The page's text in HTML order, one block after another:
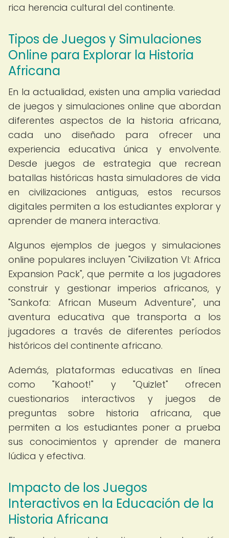
rica herencia cultural del continente.
Tipos de Juegos y Simulaciones
Online para Explorar la Historia
Africana
En la actualidad, existen una amplia variedad
de juegos y simulaciones online que abordan
diferentes aspectos de la historia africana,
cada uno diseñado para ofrecer una
experiencia educativa única y envolvente.
Desde juegos de estrategia que recrean
batallas históricas hasta simuladores de vida
en civilizaciones antiguas, estos recursos
digitales permiten a los estudiantes explorar y
aprender de manera interactiva.
Algunos ejemplos de juegos y simulaciones
online populares incluyen "Civilization VI: Africa
Expansion Pack", que permite a los jugadores
construir y gestionar imperios africanos, y
"Sankofa: African Museum Adventure", una
aventura educativa que transporta a los
jugadores a través de diferentes períodos
históricos del continente africano.
Además, plataformas educativas en línea
como "Kahoot!" y "Quizlet" ofrecen
cuestionarios interactivos y juegos de
preguntas sobre historia africana, que
permiten a los estudiantes poner a prueba
sus conocimientos y aprender de manera
lúdica y efectiva.
Impacto de los Juegos
Interactivos en la Educación de la
Historia Africana